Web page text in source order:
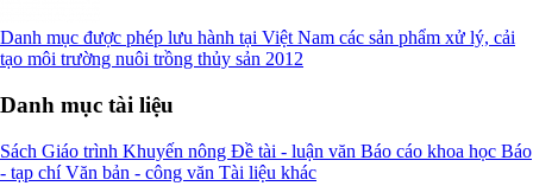
Danh mục được phép lưu hành tại Việt Nam các sản phẩm xử lý, cải
tạo môi trường nuôi trồng thủy sản 2012
Danh mục tài liệu
Sách Giáo trình Khuyến nông Đề tài - luận văn Báo cáo khoa học Báo
- tạp chíVăn bản - công văn Tài liệu khác